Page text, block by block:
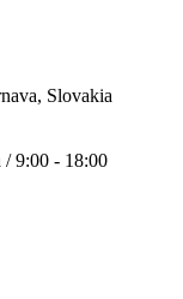
Slovakia
/ 9:00 - 18:00